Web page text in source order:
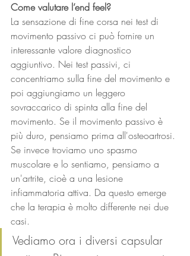
Come valutare l’end feel?
La sensazione di fine corsa nei test di
movimento passivo ci può fornire un
interessante valore diagnostico
aggiuntivo. Nei test passivi, ci
concentriamo sulla fine del movimento e
poi aggiungiamo un leggero
sovraccarico di spinta alla fine del
movimento. Se il movimento passivo è
più duro, pensiamo prima all'osteoartrosi.
Se invece troviamo uno spasmo
muscolare e lo sentiamo, pensiamo a
un'artrite, cioè a una lesione
infiammatoria attiva. Da questo emerge
che la terapia è molto differente nei due
casi.
Vediamo ora i diversi capsular